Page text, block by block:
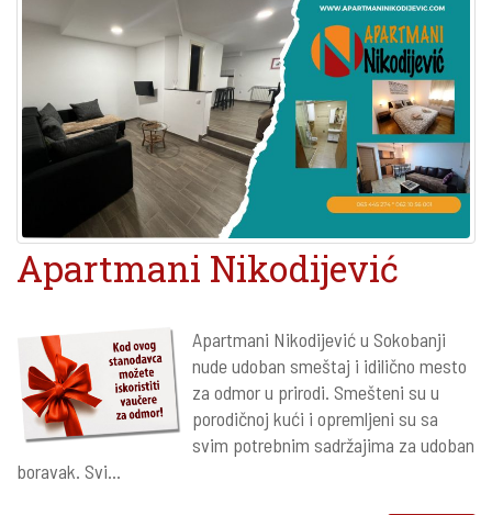
Apartmani Nikodijević
Apartmani Nikodijević u Sokobanji
nude udoban smeštaj i idilično mesto
za odmor u prirodi. Smešteni su u
porodičnoj kući i opremljeni su sa
svim potrebnim sadržajima za udoban
boravak. Svi...